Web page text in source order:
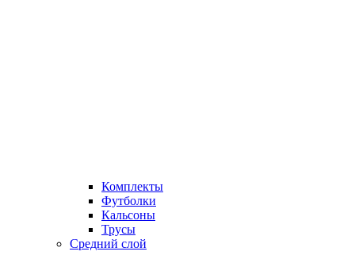
Комплекты
Футболки
Кальсоны
Трусы
Средний слой